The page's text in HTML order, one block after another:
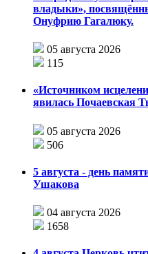
владыки»,
Онуфрию Гагалюку.
05 августа 2026
115
«Источником
явилась Почаевская
05 августа 2026
506
5 августа - день
Ушакова
04 августа 2026
1658